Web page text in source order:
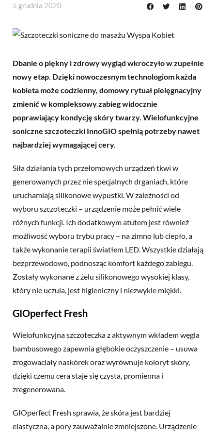
5 grudnia 2020
Dbanie o piękny i zdrowy wygląd wkroczyło w zupełnie
nowy etap. Dzięki nowoczesnym technologiom każda
kobieta może codzienny, domowy rytuał pielęgnacyjny
zmienić w kompleksowy zabieg widocznie
poprawiający kondycję skóry twarzy. Wielofunkcyjne
soniczne szczoteczki InnoGIO spełnią potrzeby nawet
najbardziej wymagającej cery.
Siła działania tych przełomowych urządzeń tkwi w
generowanych przez nie specjalnych drganiach, które
uruchamiają silikonowe wypustki. W zależności od
wyboru szczoteczki – urządzenie może pełnić wiele
różnych funkcji. Ich dodatkowym atutem jest również
możliwość wyboru trybu pracy – na zimno lub ciepło, a
także wykonanie terapii światłem LED. Wszystkie działają
bezprzewodowo, podnosząc komfort każdego zabiegu.
Zostały wykonane z żelu silikonowego wysokiej klasy,
który nie uczula, jest higieniczny i niezwykle miękki.
GIOperfect Fresh
Wielofunkcyjna szczoteczka z aktywnym wkładem węgla
bambusowego zapewnia głębokie oczyszczenie – usuwa
zrogowaciały naskórek oraz wyrównuje koloryt skóry,
dzięki czemu cera staje się czysta, promienna i
zregenerowana.
GIOperfect Fresh sprawia, że skóra jest bardziej
elastyczna, a pory zauważalnie zmniejszone. Urządzenie